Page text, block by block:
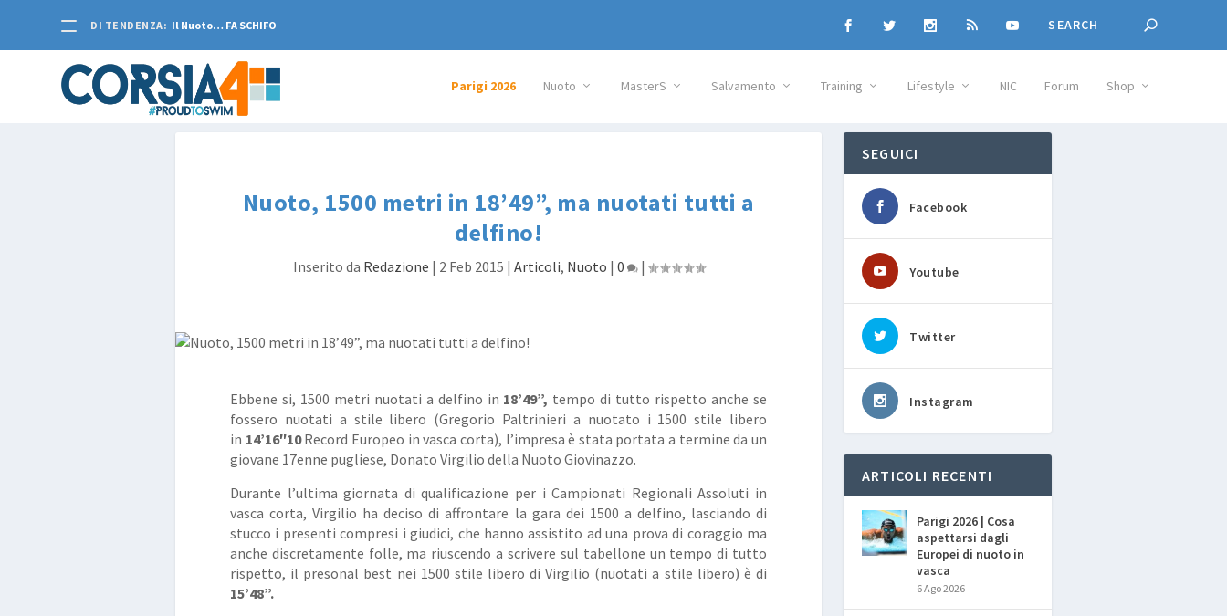
DI TENDENZA: Il Nuoto… FA SCHIFO
Parigi 2026 Nuoto MasterS Salvamento Training Lifestyle NIC Forum Shop
Nuoto, 1500 metri in 18’49”, ma nuotati tutti a
delfino!
Inserito da Redazione | 2 Feb 2015 | Articoli, Nuoto | 0 |
Ebbene si, 1500 metri nuotati a delfino in 18’49”, tempo di tutto rispetto anche se
fossero nuotati a stile libero (Gregorio Paltrinieri a nuotato i 1500 stile libero
in 14’16″10Record Europeo in vasca corta), l’impresa è stata portata a termine da un
giovane 17enne pugliese, Donato Virgilio della Nuoto Giovinazzo.
Durante l’ultima giornata di qualificazione per i Campionati Regionali Assoluti in
vasca corta, Virgilio ha deciso di affrontare la gara dei 1500 a delfino, lasciando di
stucco i presenti compresi i giudici, che hanno assistito ad una prova di coraggio ma
anche discretamente folle, ma riuscendo a scrivere sul tabellone un tempo di tutto
rispetto, il presonal best nei 1500 stile libero di Virgilio (nuotati a stile libero) è di
15’48”.
SEGUICI
Facebook
Youtube
Twitter
Instagram
ARTICOLI RECENTI
Parigi 2026 | Cosa
aspettarsi dagli
Europei di nuoto in
vasca
6 Ago 2026